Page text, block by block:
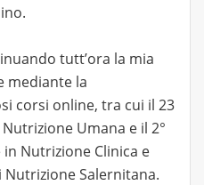
tutt’ora la mia
mediante la
corsi online, tra cui il 23
Umana e il 2°
Nutrizione Clinica e
Salernitana.